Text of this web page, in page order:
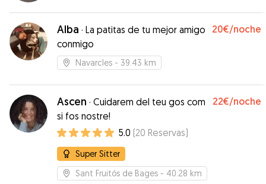
Alba · La patitas de tu mejor amigo
conmigo
20€/noche
Navarcles - 39.43 km
Ascen · Cuidarem del teu gos com
si fos nostre!
22€/noche
5.0 (20 Reservas)
Super Sitter
Sant Fruitós de Bages - 40.28 km